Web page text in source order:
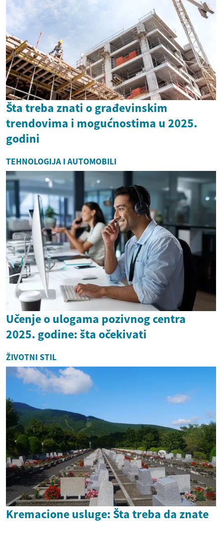
Šta treba znati o građevinskim
trendovima i mogućnostima u 2025.
godini
TEHNOLOGIJA I AUTOMOBILI
Učenje o ulogama pozivnog centra
2025. godine: šta očekivati
ŽIVOTNI STIL
Kremacione usluge: Šta treba da znate